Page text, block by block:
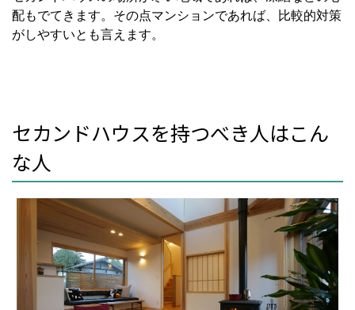
配もでてきます。その点マンションであれば、比較的対策
がしやすいとも言えます。
セカンドハウスを持つべき人はこん
な人